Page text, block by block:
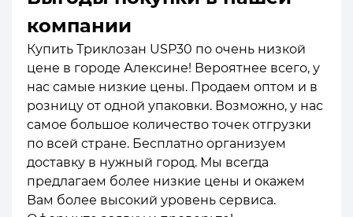
компании
Купить Триклозан USP30 по очень низкой
цене в городе Алексине! Вероятнее всего, у
нас самые низкие цены. Продаем оптом и в
розницу от одной упаковки. Возможно, у нас
самое большое количество точек отгрузки
по всей стране. Бесплатно организуем
доставку в нужный город. Мы всегда
предлагаем более низкие цены и окажем
Вам более высокий уровень сервиса.